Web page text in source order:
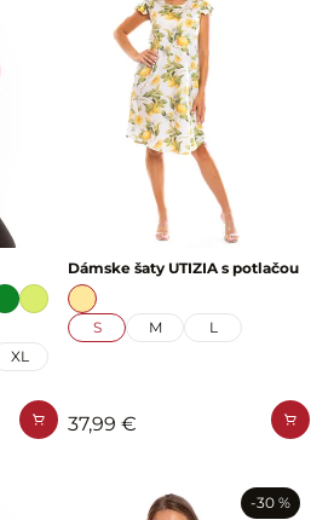
XL
Dámske šaty UTIZIA s potlačou
S M L
37,99 €
-30 %